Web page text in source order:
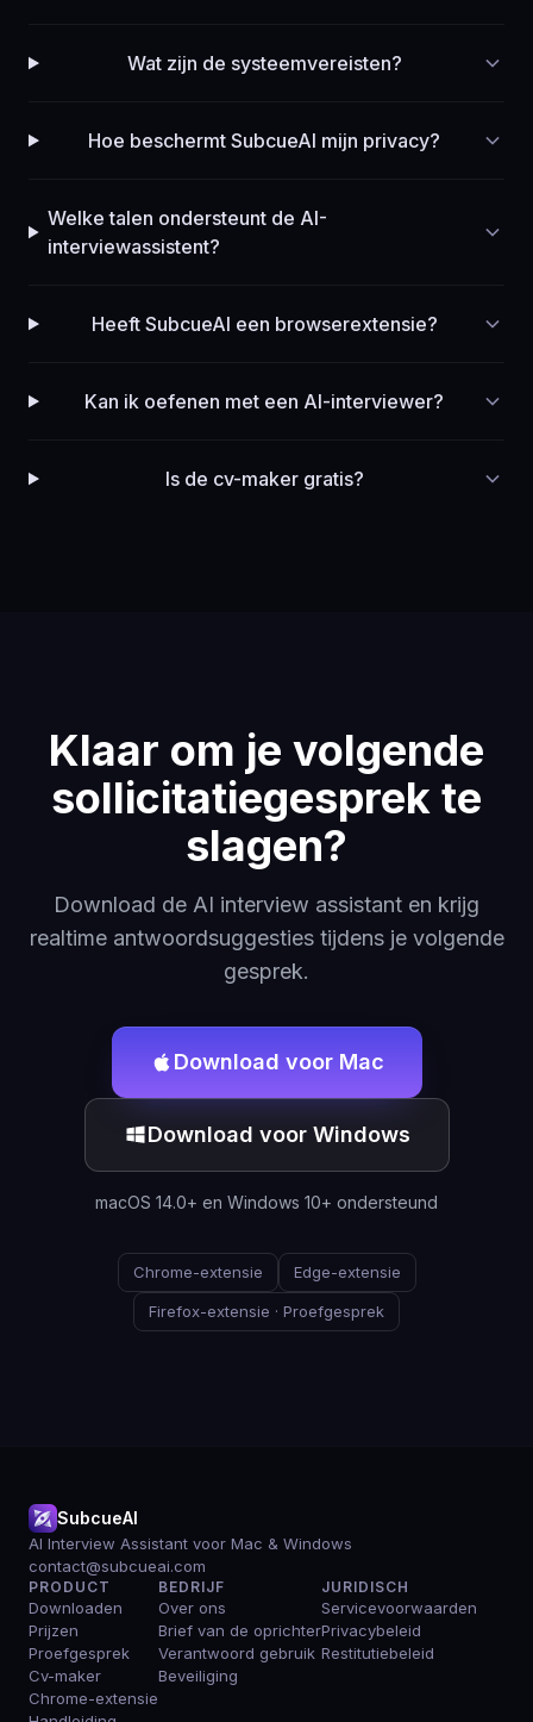
Wat zijn de systeemvereisten?
Hoe beschermt SubcueAI mijn privacy?
Welke talen ondersteunt de AI-
interviewassistent?
Heeft SubcueAI een browserextensie?
Kan ik oefenen met een AI-interviewer?
Is de cv-maker gratis?
Klaar om je volgende
sollicitatiegesprek te
slagen?
Download de AI interview assistant en krijg
realtime antwoordsuggesties tijdens je volgende
gesprek.
Download voor Mac
Download voor Windows
macOS 14.0+ en Windows 10+ ondersteund
Chrome-extensie Edge-extensie
Firefox-extensie · Proefgesprek
SubcueAI
AI Interview Assistant voor Mac & Windows
contact@subcueai.com
PRODUCT
Downloaden
Prijzen
Proefgesprek
Cv-maker
Chrome-extensie
BEDRIJF
Over ons
Brief van de oprichter
Verantwoord gebruik
Beveiliging
JURIDISCH
Servicevoorwaarden
Privacybeleid
Restitutiebeleid